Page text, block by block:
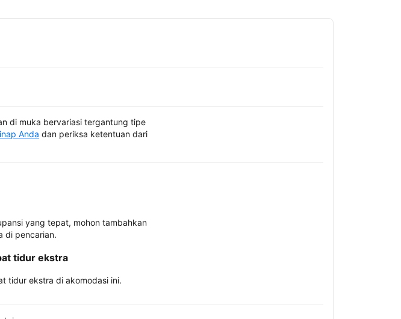
di muka bervariasi tergantung tipe
Anda dan periksa ketentuan dari
yang tepat, mohon tambahkan
di pencarian.
tidur ekstra
tidur ekstra di akomodasi ini.